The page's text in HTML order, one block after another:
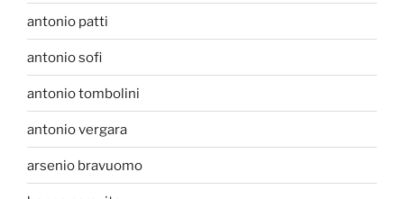
antonio patti
antonio sofi
antonio tombolini
antonio vergara
arsenio bravuomo